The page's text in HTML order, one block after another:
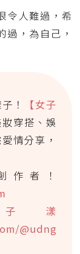
令人難過，希
過，為自己，
！
【女子
穿搭、娛
情分享，
作者！
漾
@udng